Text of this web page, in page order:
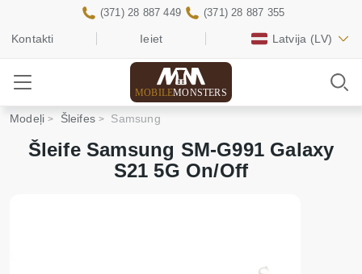
Kontakti Ieiet Latvija (LV)
(371) 28 887 449 (371) 28 887 355
MOBILEMONSTERS
Modeļi Šleifes Samsung
Šleife Samsung SM-G991 Galaxy
S21 5G On/Off